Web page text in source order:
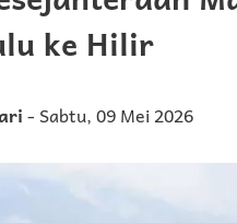
ke Hilir
- Sabtu, 09 Mei 2026